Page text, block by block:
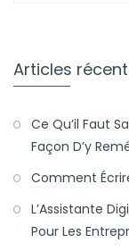
Articles
Ce Qu’il Faut
Façon D’y
Comment
L’Assistante
Pour Les